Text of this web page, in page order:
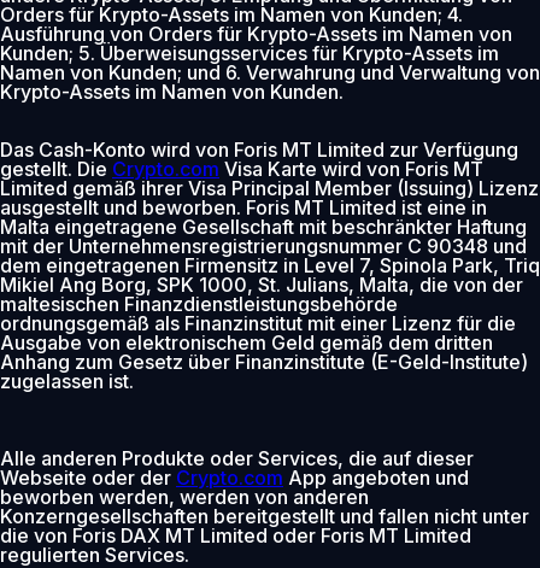
Orders für Krypto-Assets im Namen von Kunden; 4.
Ausführung von Orders für Krypto-Assets im Namen von
Kunden; 5. Überweisungsservices für Krypto-Assets im
Namen von Kunden; und 6. Verwahrung und Verwaltung von
Krypto-Assets im Namen von Kunden.
Das Cash-Konto wird von Foris MT Limited zur Verfügung
gestellt. Die Crypto.com Visa Karte wird von Foris MT
Limited gemäß ihrer Visa Principal Member (Issuing) Lizenz
ausgestellt und beworben. Foris MT Limited ist eine in
Malta eingetragene Gesellschaft mit beschränkter Haftung
mit der Unternehmensregistrierungsnummer C 90348 und
dem eingetragenen Firmensitz in Level 7, Spinola Park, Triq
Mikiel Ang Borg, SPK 1000, St. Julians, Malta, die von der
maltesischen Finanzdienstleistungsbehörde
ordnungsgemäß als Finanzinstitut mit einer Lizenz für die
Ausgabe von elektronischem Geld gemäß dem dritten
Anhang zum Gesetz über Finanzinstitute (E-Geld-Institute)
zugelassen ist.
Alle anderen Produkte oder Services, die auf dieser
Webseite oder der Crypto.com App angeboten und
beworben werden, werden von anderen
Konzerngesellschaften bereitgestellt und fallen nicht unter
die von Foris DAX MT Limited oder Foris MT Limited
regulierten Services.